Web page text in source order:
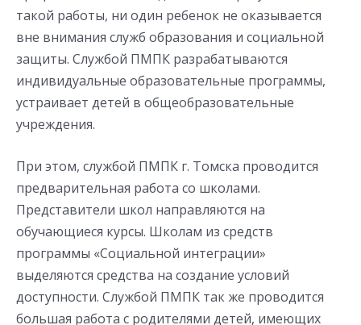
такой работы, ни один ребенок не оказывается
вне внимания служб образования и социальной
защиты. Службой ПМПК разрабатываются
индивидуальные образовательные программы,
устраивает детей в общеобразовательные
учреждения.
При этом, службой ПМПК г. Томска проводится
предварительная работа со школами.
Представители школ направляются на
обучающиеся курсы. Школам из средств
программы «Социальной интеграции»
выделяются средства на создание условий
доступности. Службой ПМПК так же проводится
большая работа с родителями детей, имеющих